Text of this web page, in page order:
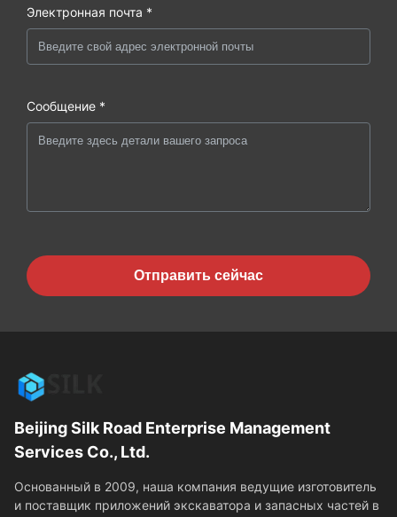
Электронная почта *
Сообщение *
Отправить сейчас
Beijing Silk Road Enterprise Management
Services Co., Ltd.
Основанный в 2009, наша компания ведущие изготовитель
и поставщик приложений экскаватора и запасных частей в